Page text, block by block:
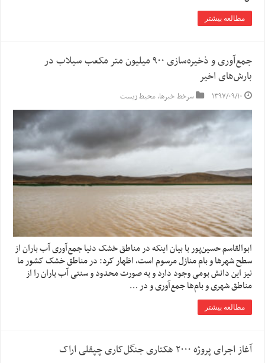
مطالعه بیشتر
جمع‌آوری و ذخیره‌سازی ۹۰۰ میلیون متر مکعب سیلاب در
بارش‌های اخیر
۱۳۹۷/۰۹/۱۰ سرخط خبرها,محیط زیست
ابوالقاسم حسین‌پور با بیان اینکه در مناطق خشک دنیا جمع‌آوری آب باران از
سطح شهرها و بام منازل مرسوم است، اظهار کرد: در مناطق خشک کشور ما
نیز این دانش بومی وجود دارد و به صورت محدود و سنتی آب باران را از
مناطق شهری و بام‌ها جمع‌آوری و در …
مطالعه بیشتر
آغاز اجرای پروژه ۲۰۰۰ هکتاری جنگل‌کاری چپقلی اراک